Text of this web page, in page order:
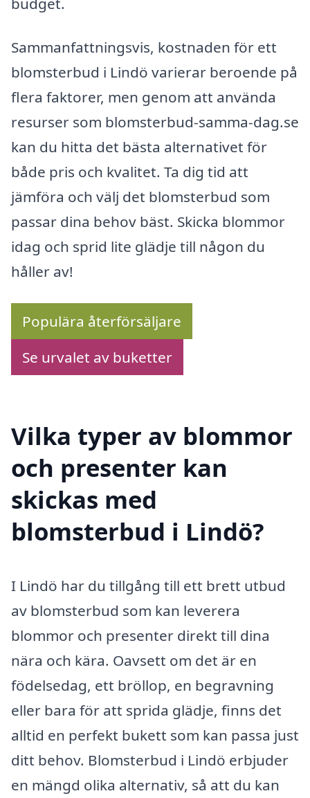
Sammanfattningsvis, kostnaden för ett
blomsterbud i Lindö varierar beroende på
flera faktorer, men genom att använda
resurser som blomsterbud-samma-dag.se
kan du hitta det bästa alternativet för
både pris och kvalitet. Ta dig tid att
jämföra och välj det blomsterbud som
passar dina behov bäst. Skicka blommor
idag och sprid lite glädje till någon du
håller av!
Populära återförsäljare
Se urvalet av buketter
Vilka typer av blommor
och presenter kan
skickas med
blomsterbud i Lindö?
I Lindö har du tillgång till ett brett utbud
av blomsterbud som kan leverera
blommor och presenter direkt till dina
nära och kära. Oavsett om det är en
födelsedag, ett bröllop, en begravning
eller bara för att sprida glädje, finns det
alltid en perfekt bukett som kan passa just
ditt behov. Blomsterbud i Lindö erbjuder
en mängd olika alternativ, så att du kan